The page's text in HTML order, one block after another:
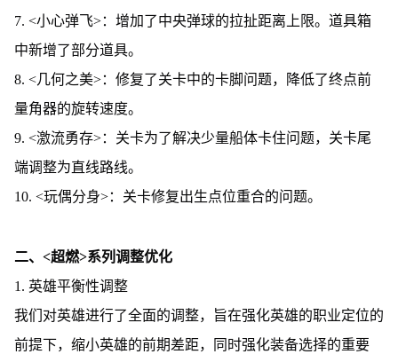
7. <小心弹飞>：增加了中央弹球的拉扯距离上限。道具箱
中新增了部分道具。
8. <几何之美>：修复了关卡中的卡脚问题，降低了终点前
量角器的旋转速度。
9. <激流勇存>：关卡为了解决少量船体卡住问题，关卡尾
端调整为直线路线。
10. <玩偶分身>：关卡修复出生点位重合的问题。
二、<超燃>系列调整优化
1. 英雄平衡性调整
我们对英雄进行了全面的调整，旨在强化英雄的职业定位的
前提下，缩小英雄的前期差距，同时强化装备选择的重要